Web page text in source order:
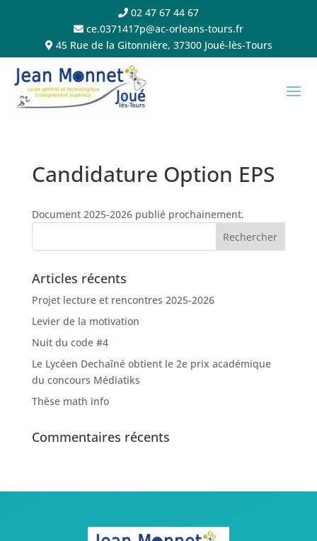
02 47 67 44 67
ce.0371417p@ac-orleans-tours.fr
45 Rue de la Gitonnière, 37300 Joué-lès-Tours
Candidature Option EPS
Document 2025-2026 publié prochainement.
Articles récents
Projet lecture et rencontres 2025-2026
Levier de la motivation
Nuit du code #4
Le Lycéen Dechaîné obtient le 2e prix académique
du concours Médiatiks
Thèse math info
Commentaires récents